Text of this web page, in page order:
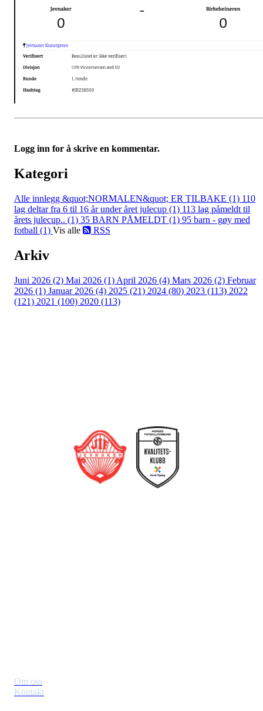
Logg inn for å skrive en kommentar.
Kategori
Alle innlegg &quot;NORMALEN&quot; ER TILBAKE (1) 110
lag deltar fra 6 til 16 år under året julecup (1) 113 lag påmeldt til
årets julecup.. (1) 35 BARN PÅMELDT (1) 95 barn - gøy med
fotball (1) Vis alle RSS
Arkiv
Juni 2026 (2) Mai 2026 (1) April 2026 (4) Mars 2026 (2) Februar
2026 (1) Januar 2026 (4) 2025 (21) 2024 (80) 2023 (113) 2022
(121) 2021 (100) 2020 (113)
Om oss
Kontakt